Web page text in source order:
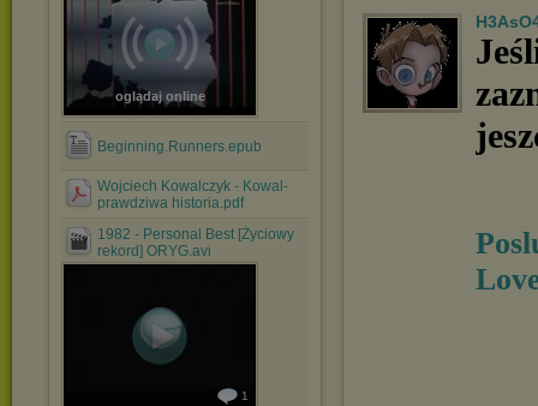
oglądaj online
Beginning.Runners.epub
Wojciech Kowalczyk - Kowal-
prawdziwa historia.pdf
1982 - Personal Best [Życiowy
rekord] ORYG.avi
1